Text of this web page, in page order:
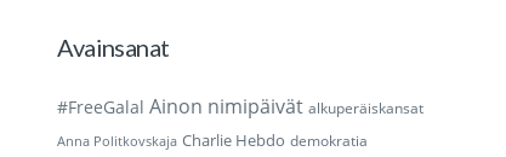
Avainsanat
#FreeGalal Ainon nimipäivät alkuperäiskansat
Anna Politkovskaja Charlie Hebdo demokratia